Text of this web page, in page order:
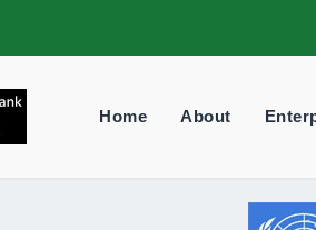
Home About